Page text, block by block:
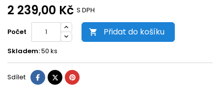
2 239,00 Kč S DPH
Počet  Přidat do košíku
Skladem:50 ks
Sdílet SdíletTweetPinterest